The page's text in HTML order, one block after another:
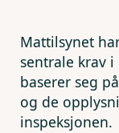
Mattilsynet
sentrale krav
baserer seg
og de
inspeksjonen.